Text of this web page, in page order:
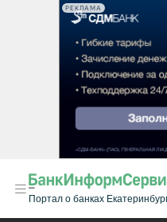
РЕКЛАМА
Портал о банках